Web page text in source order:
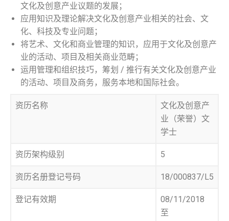
文化及创意产业议题的发展；
应用知识及理论解决文化及创意产业相关的社会、文
化、科技及专业问题；
将艺术、文化和商业管理的知识，应用于文化及创意产
业的活动、项目及相关商业范畴；
运用管理和组织技巧，筹划 / 推行有关文化及创意产业
的活动、项目及商务，服务本地和国际社会。
资历名称
文化及创意产
业（荣誉）文
学士
资历架构级别 5
资历名册登记号码 18/000837/L5
登记有效期
08/11/2018
至